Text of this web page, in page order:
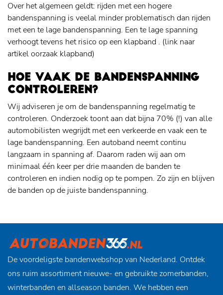
Over het algemeen geldt: rijden met een hogere
bandenspanning is veelal minder problematisch dan rijden
met een te lage bandenspanning. Een te lage spanning
verhoogt tevens het risico op een klapband . (link naar
artikel oorzaak klapband)
HOE VAAK DE BANDENSPANNING
CONTROLEREN?
Wij adviseren je om de bandenspanning regelmatig te
controleren. Onderzoek toont aan dat bijna 70% (!) van alle
automobilisten wegrijdt met een verkeerde en vaak een te
lage bandenspanning. Een autoband neemt continu
langzaam in spanning af. Daarom raden wij aan om
minimaal één keer per drie maanden de banden te
controleren en indien nodig op te pompen. Zo zijn en blijven
de banden op de juiste bandenspanning.
De voordeligste bandenwebshop van Nederland. Ontdek
ons ruim assortiment nieuwe- en gebruikte zomerbanden,
winterbanden en allseason banden. We hebben een